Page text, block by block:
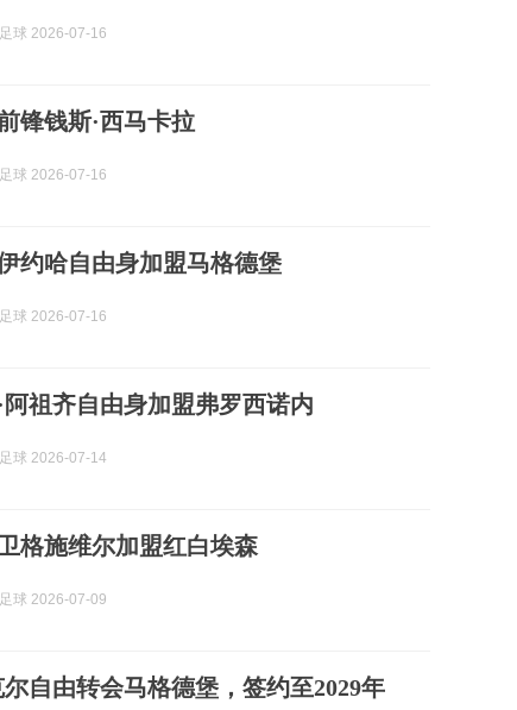
球 2026-07-16
锋钱斯·西马卡拉
球 2026-07-16
约哈自由身加盟马格德堡
球 2026-07-16
阿祖齐自由身加盟弗罗西诺内
球 2026-07-14
格施维尔加盟红白埃森
球 2026-07-09
尔自由转会马格德堡，签约至2029年